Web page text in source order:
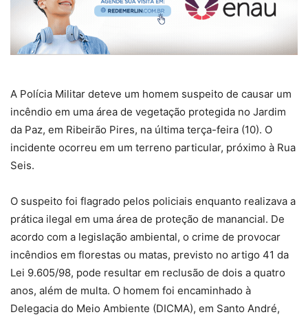
A Polícia Militar deteve um homem suspeito de causar um
incêndio em uma área de vegetação protegida no Jardim
da Paz, em Ribeirão Pires, na última terça-feira (10). O
incidente ocorreu em um terreno particular, próximo à Rua
Seis.
O suspeito foi flagrado pelos policiais enquanto realizava a
prática ilegal em uma área de proteção de manancial. De
acordo com a legislação ambiental, o crime de provocar
incêndios em florestas ou matas, previsto no artigo 41 da
Lei 9.605/98, pode resultar em reclusão de dois a quatro
anos, além de multa. O homem foi encaminhado à
Delegacia do Meio Ambiente (DICMA), em Santo André,